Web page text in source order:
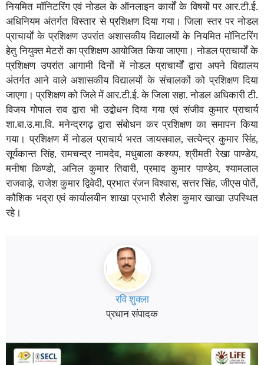
नियमित मॉनिटरिंग एवं नोडल के ऑनलाइन कार्यों के विषयों पर आर.टी.ई.
अधिनियम अंतर्गत विस्तार से प्रशिक्षण दिया गया। जिला स्तर पर नोडल
प्राचार्यों के प्रशिक्षण उपरांत अशासकीय विद्यालयों के नियमित मॉनिटरिंग
हेतु नियुक्त मेटरों का प्रशिक्षण आयोजित किया जाएगा। नोडल प्राचार्यों के
प्रशिक्षण उपरांत आगामी दिनों में नोडल प्राचार्यों द्वारा अपने विद्यालय
अंतर्गत आने वाले अशासकीय विद्यालयों के संचालकों को प्रशिक्षण दिया
जाएगा। प्रशिक्षण को जिले में आर.टी.ई. के जिला सहा. नोडल अधिकारी टी.
विजय गोपाल राव द्वारा भी उद्बोधन दिया गया एवं संजीव कुमार प्राचार्य
शा.बा.उ.मा.वि. मनेन्द्रगढ़ द्वारा संबोधन कर प्रशिक्षण का समापन किया
गया। प्रशिक्षण में नोडल प्राचार्य भरत जायसवाल, सत्येन्द्र कुमार सिंह,
सूर्यकान्त सिंह, रामचन्द्र नामदेव, मधुबाला कश्यप, श्रीमती रेखा पाण्डेय,
मनीषा किण्डो, अनिल कुमार तिवारी, प्रमाद कुमार पाण्डेय, श्यामलाल
राजवाड़े, राजेश कुमार द्विवेदी, प्रभात रंजन विश्वास, सत्तर सिंह, जीएस पोर्ते,
कौशिक भद्रा एवं कार्यालयीन शाखा प्रभारी शैलेश कुमार खाखा उपस्थित
रहे।
रवि शुक्ला
प्रधान संपादक